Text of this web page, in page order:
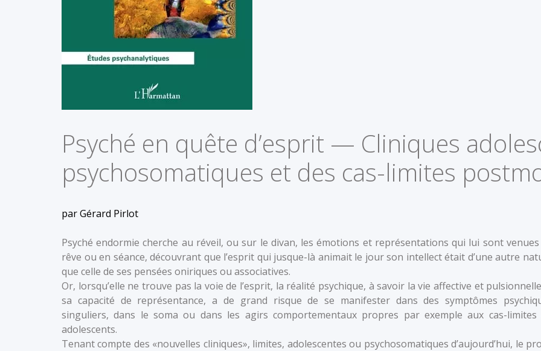
Psyché en quête d’esprit — Cliniques
psychosomatiques et des cas-limites
par Gérard Pirlot
Psyché endormie cherche au réveil, ou sur le divan, les émotions et représentations qui lui sont venues
rêve ou en séance, découvrant que l’esprit qui jusque-là animait le jour son intellect était d’une autre
que celle de ses pensées oniriques ou associatives.
Or, lorsqu’elle ne trouve pas la voie de l’esprit, la réalité psychique, à savoir la vie affective et
sa capacité de représentance, a de grand risque de se manifester dans des symptômes
singuliers, dans le soma ou dans les agirs comportementaux propres par exemple aux cas-limites
adolescents.
Tenant compte des «nouvelles cliniques», limites, adolescentes ou psychosomatiques d’aujourd’hui, le